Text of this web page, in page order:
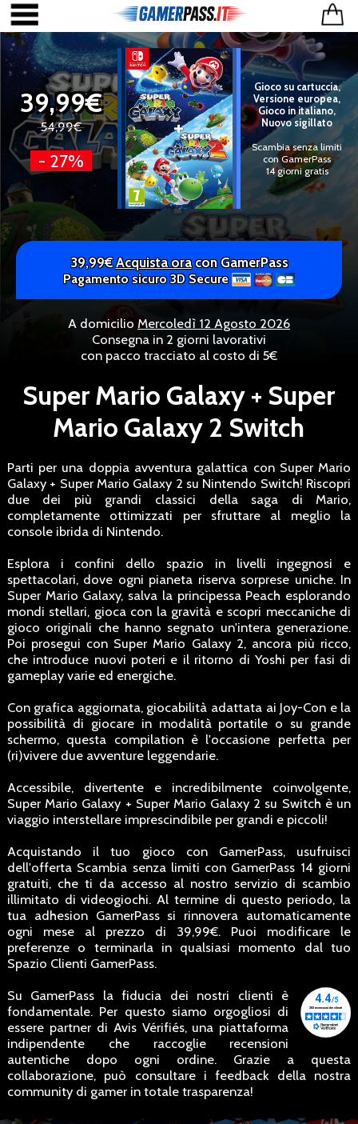
39,99€
54,99€
- 27%
Gioco su cartuccia,
Versione europea,
Gioco in italiano,
Nuovo sigillato
Scambia senza limiti
con GamerPass
14 giorni gratis
39,99€Acquista oracon GamerPass
Pagamento sicuro 3D Secure
A domicilio Mercoledì 12 Agosto 2026
Consegna in 2 giorni lavorativi
con pacco tracciato al costo di 5€
Super Mario Galaxy + Super
Mario Galaxy 2 Switch
Parti per una doppia avventura galattica con Super Mario
Galaxy + Super Mario Galaxy 2 su Nintendo Switch! Riscopri
due dei più grandi classici della saga di Mario,
completamente ottimizzati per sfruttare al meglio la
console ibrida di Nintendo.
Esplora i confini dello spazio in livelli ingegnosi e
spettacolari, dove ogni pianeta riserva sorprese uniche. In
Super Mario Galaxy, salva la principessa Peach esplorando
mondi stellari, gioca con la gravità e scopri meccaniche di
gioco originali che hanno segnato un'intera generazione.
Poi prosegui con Super Mario Galaxy 2, ancora più ricco,
che introduce nuovi poteri e il ritorno di Yoshi per fasi di
gameplay varie ed energiche.
Con grafica aggiornata, giocabilità adattata ai Joy-Con e la
possibilità di giocare in modalità portatile o su grande
schermo, questa compilation è l'occasione perfetta per
(ri)vivere due avventure leggendarie.
Accessibile, divertente e incredibilmente coinvolgente,
Super Mario Galaxy + Super Mario Galaxy 2 su Switch è un
viaggio interstellare imprescindibile per grandi e piccoli!
Acquistando il tuo gioco con GamerPass, usufruisci
dell'offerta Scambia senza limiti con GamerPass 14 giorni
gratuiti, che ti da accesso al nostro servizio di scambio
illimitato di videogiochi. Al termine di questo periodo, la
tua adhesion GamerPass si rinnovera automaticamente
ogni mese al prezzo di 39,99€. Puoi modificare le
preferenze o terminarla in qualsiasi momento dal tuo
Spazio Clienti GamerPass.
Su GamerPass la fiducia dei nostri clienti è
fondamentale. Per questo siamo orgogliosi di
essere partner di Avis Vérifiés, una piattaforma
indipendente che raccoglie recensioni
autentiche dopo ogni ordine. Grazie a questa
collaborazione, può consultare i feedback della nostra
community di gamer in totale trasparenza!